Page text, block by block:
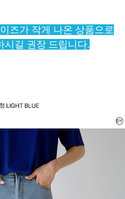
즈가 작게 나온 상품으로
시길 권장 드립니다.